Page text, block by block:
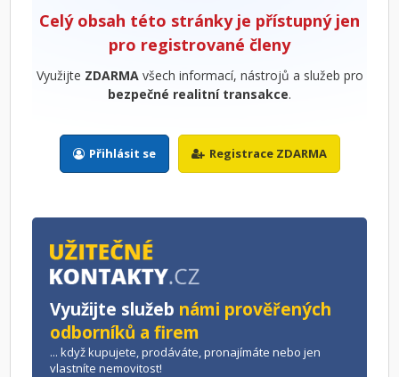
Celý obsah této stránky je přístupný jen
pro registrované členy
Využijte ZDARMAvšech informací, nástrojů a služeb pro
bezpečné realitní transakce.
Přihlásit se Registrace ZDARMA
Využijte služeb námi prověřených
odborníků a firem
... když kupujete, prodáváte, pronajímáte nebo jen
vlastníte nemovitost!